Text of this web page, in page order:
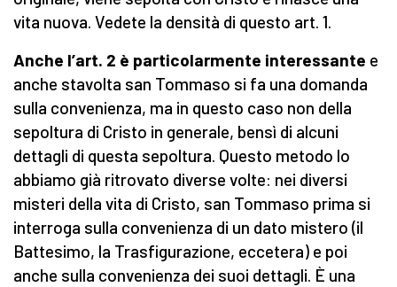
vita nuova. Vedete la densità di questo art. 1.
Anche l’art. 2 è particolarmente interessante e
anche stavolta san Tommaso si fa una domanda
sulla convenienza, ma in questo caso non della
sepoltura di Cristo in generale, bensì di alcuni
dettagli di questa sepoltura. Questo metodo lo
abbiamo già ritrovato diverse volte: nei diversi
misteri della vita di Cristo, san Tommaso prima si
interroga sulla convenienza di un dato mistero (il
Battesimo, la Trasfigurazione, eccetera) e poi
anche sulla convenienza dei suoi dettagli. È una